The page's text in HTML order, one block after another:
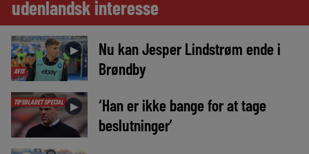
udenlandsk interesse
AVIS
►
Nu kan Jesper Lindstrøm ende i
Brøndby
TIPSBLADET SPECIAL ►
‘Han er ikke bange for at tage
beslutninger’